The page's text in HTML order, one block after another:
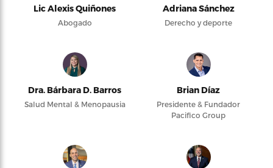
Lic Alexis Quiñones
Abogado
Adriana Sánchez
Derecho y deporte
Dra. Bárbara D. Barros
Salud Mental & Menopausia
Brian Díaz
Presidente & Fundador
Pacifico Group